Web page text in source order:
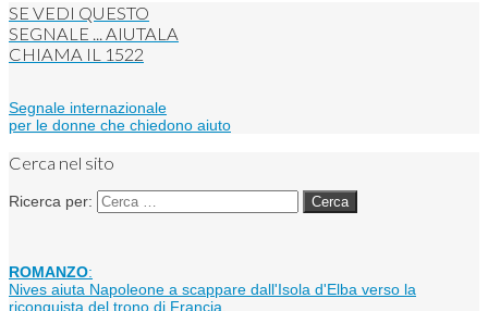
SE VEDI QUESTO
SEGNALE ... AIUTALA
CHIAMA IL 1522
Segnale internazionale
per le donne che chiedono aiuto
Cerca nel sito
Ricerca per:
ROMANZO:
Nives aiuta Napoleone a scappare dall'Isola d'Elba verso la
riconquista del trono di Francia.